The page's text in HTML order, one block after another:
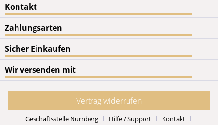
Kontakt
Zahlungsarten
Sicher Einkaufen
Wir versenden mit
Vertrag widerrufen
Geschäftsstelle Nürnberg Hilfe / Support Kontakt